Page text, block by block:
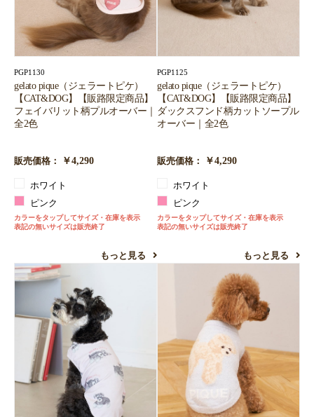
PGP1130
gelato pique（ジェラートピケ）
【CAT&DOG】【販路限定商品】
フェイバリット柄プルオーバー｜
全2色
販売価格： ￥4,290
ホワイト
ピンク
カラーをタップしてサイズ・在庫を表示
表記の無いサイズは販売終了
もっと見る
PGP1125
gelato pique（ジェラートピケ）
【CAT&DOG】【販路限定商品】
ダックスフンド柄カットソープル
オーバー｜全2色
販売価格： ￥4,290
ホワイト
ピンク
カラーをタップしてサイズ・在庫を表示
表記の無いサイズは販売終了
もっと見る